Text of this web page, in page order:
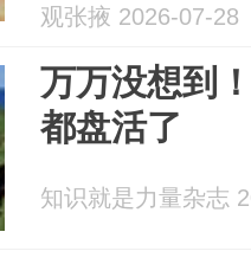
观张掖 2026-07-28
万万没想到
都盘活了
知识就是力量杂志